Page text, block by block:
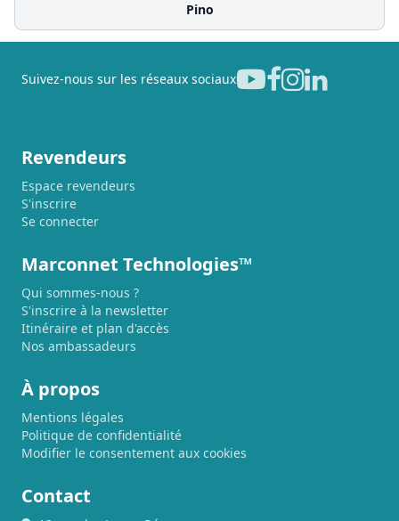
Pino
Suivez-nous sur les réseaux sociaux
Revendeurs
Espace revendeurs
S'inscrire
Se connecter
Marconnet Technologies™
Qui sommes-nous ?
S'inscrire à la newsletter
Itinéraire et plan d'accès
Nos ambassadeurs
À propos
Mentions légales
Politique de confidentialité
Modifier le consentement aux cookies
Contact